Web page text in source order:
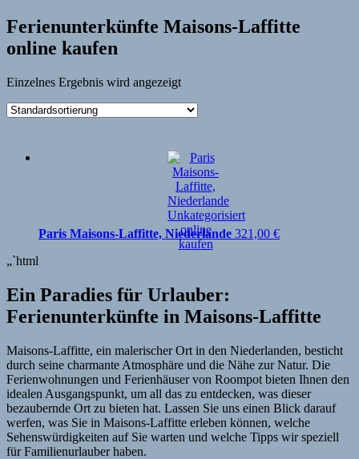
Ferienunterkünfte Maisons-Laffitte
online kaufen
Einzelnes Ergebnis wird angezeigt
Paris Maisons-Laffitte, Niederlande 321,00 €
„`html
Ein Paradies für Urlauber:
Ferienunterkünfte in Maisons-Laffitte
Maisons-Laffitte, ein malerischer Ort in den Niederlanden, besticht
durch seine charmante Atmosphäre und die Nähe zur Natur. Die
Ferienwohnungen und Ferienhäuser von Roompot bieten Ihnen den
idealen Ausgangspunkt, um all das zu entdecken, was dieser
bezaubernde Ort zu bieten hat. Lassen Sie uns einen Blick darauf
werfen, was Sie in Maisons-Laffitte erleben können, welche
Sehenswürdigkeiten auf Sie warten und welche Tipps wir speziell
für Familienurlauber haben.